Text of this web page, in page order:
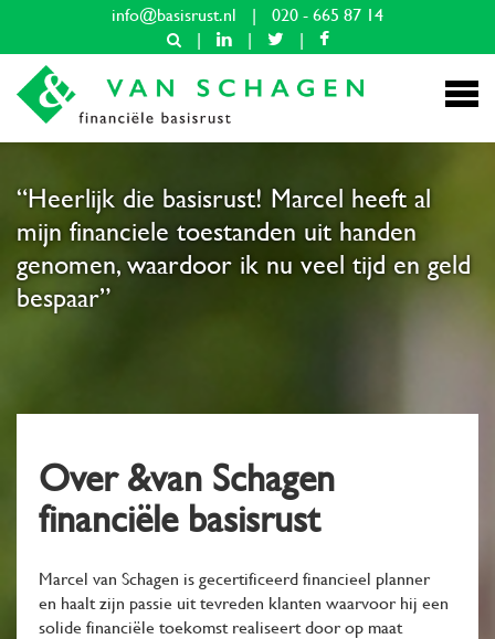
info@basisrust.nl |
020 - 665 87 14
|
| |
“Heerlijk die basisrust! Marcel heeft al
mijn financiele toestanden uit handen
genomen, waardoor ik nu veel tijd en geld
bespaar”
Over &van Schagen
financiële basisrust
Marcel van Schagen is gecertificeerd financieel planner
en haalt zijn passie uit tevreden klanten waarvoor hij een
solide financiële toekomst realiseert door op maat